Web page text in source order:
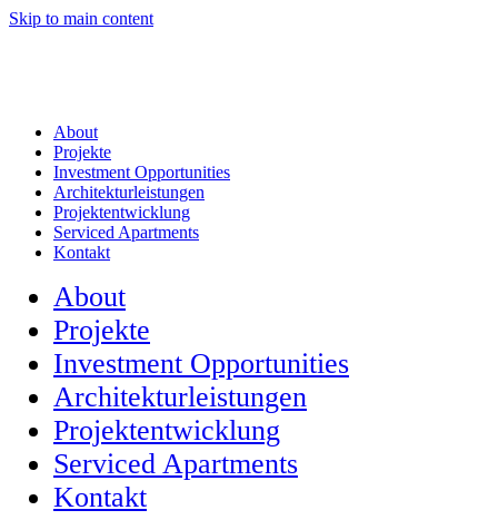
Skip to main content
About
Projekte
Investment Opportunities
Architekturleistungen
Projektentwicklung
Serviced Apartments
Kontakt
About
Projekte
Investment Opportunities
Architekturleistungen
Projektentwicklung
Serviced Apartments
Kontakt